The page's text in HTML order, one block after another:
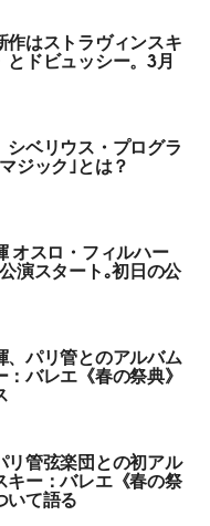
作はストラヴィンスキ
とドビュッシー。3月
シベリウス・プログラ
ジック｣とは？
オスロ・フィルハー
演スタート｡初日の公
、パリ管とのアルバム
：バレエ《春の祭典》
リ管弦楽団との初アル
ー：バレエ《春の祭
いて語る